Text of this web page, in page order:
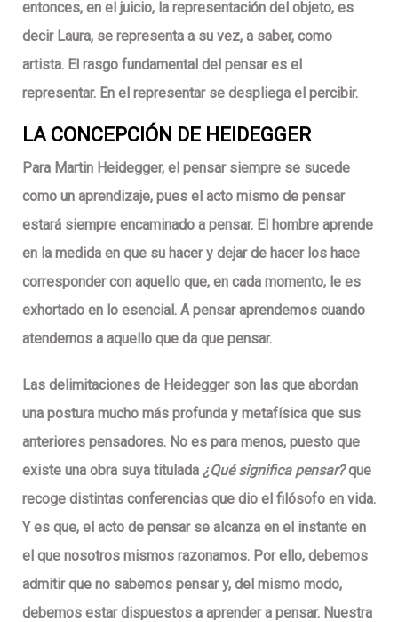
entonces, en el juicio, la representación del objeto, es
decir Laura, se representa a su vez, a saber, como
artista. El rasgo fundamental del pensar es el
representar. En el representar se despliega el percibir.
LA CONCEPCIÓN DE HEIDEGGER
Para Martin Heidegger, el pensar siempre se sucede
como un aprendizaje, pues el acto mismo de pensar
estará siempre encaminado a pensar. El hombre aprende
en la medida en que su hacer y dejar de hacer los hace
corresponder con aquello que, en cada momento, le es
exhortado en lo esencial. A pensar aprendemos cuando
atendemos a aquello que da que pensar.
Las delimitaciones de Heidegger son las que abordan
una postura mucho más profunda y metafísica que sus
anteriores pensadores. No es para menos, puesto que
existe una obra suya titulada ¿Qué significa pensar?que
recoge distintas conferencias que dio el filósofo en vida.
Y es que, el acto de pensar se alcanza en el instante en
el que nosotros mismos razonamos. Por ello, debemos
admitir que no sabemos pensar y, del mismo modo,
debemos estar dispuestos a aprender a pensar. Nuestra